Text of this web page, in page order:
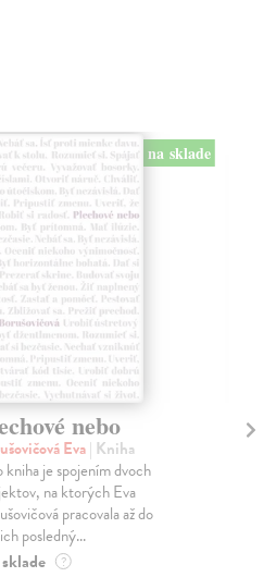
na sklade
nebo
Eva| Kniha
kniha je spojením dvoch
na ktorých Eva
pracovala až do
posledný...
?